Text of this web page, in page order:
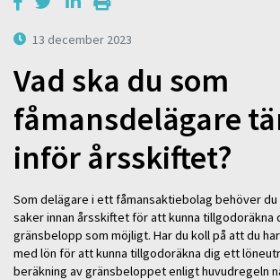
13 december 2023
Vad ska du som
fåmansdelägare
inför årsskiftet?
Som delägare i ett fåmansaktiebolag behöver du
saker innan årsskiftet för att kunna tillgodoräkna
gränsbelopp som möjligt. Har du koll på att du
med lön för att kunna tillgodoräkna dig ett
beräkning av gränsbeloppet enligt huvudregeln